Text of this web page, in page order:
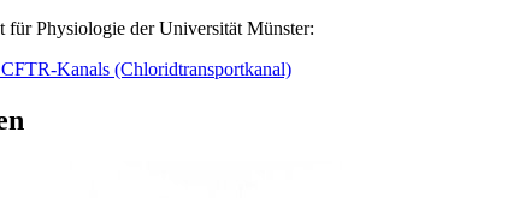
für Physiologie der Universität Münster:
Kanals (Chloridtransportkanal)